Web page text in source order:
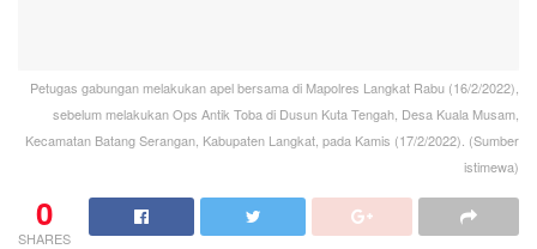
Petugas gabungan melakukan apel bersama di Mapolres Langkat Rabu (16/2/2022),
sebelum melakukan Ops Antik Toba di Dusun Kuta Tengah, Desa Kuala Musam,
Kecamatan Batang Serangan, Kabupaten Langkat, pada Kamis (17/2/2022). (Sumber
istimewa)
0
SHARES